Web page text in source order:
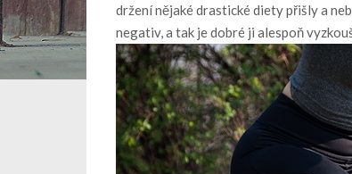
držení nějaké drastické diety přišly a
negativ, a tak je dobré ji alespoň